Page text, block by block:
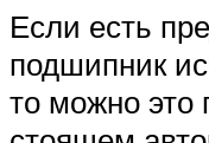
Если есть
подшипник
то можно это